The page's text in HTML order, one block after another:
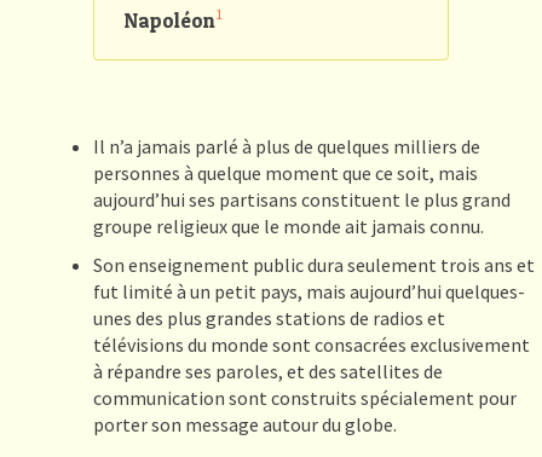
Napoléon1
Il n’a jamais parlé à plus de quelques milliers de
personnes à quelque moment que ce soit, mais
aujourd’hui ses partisans constituent le plus grand
groupe religieux que le monde ait jamais connu.
Son enseignement public dura seulement trois ans et
fut limité à un petit pays, mais aujourd’hui quelques-
unes des plus grandes stations de radios et
télévisions du monde sont consacrées exclusivement
à répandre ses paroles, et des satellites de
communication sont construits spécialement pour
porter son message autour du globe.